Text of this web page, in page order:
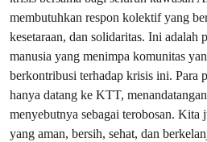
membutuhkan respon kolektif yang
kesetaraan, dan solidaritas. Ini adalah
manusia yang menimpa komunitas
berkontribusi terhadap krisis ini.
hanya datang ke KTT,
menyebutnya sebagai terobosan. Kita
yang aman, bersih, sehat, dan